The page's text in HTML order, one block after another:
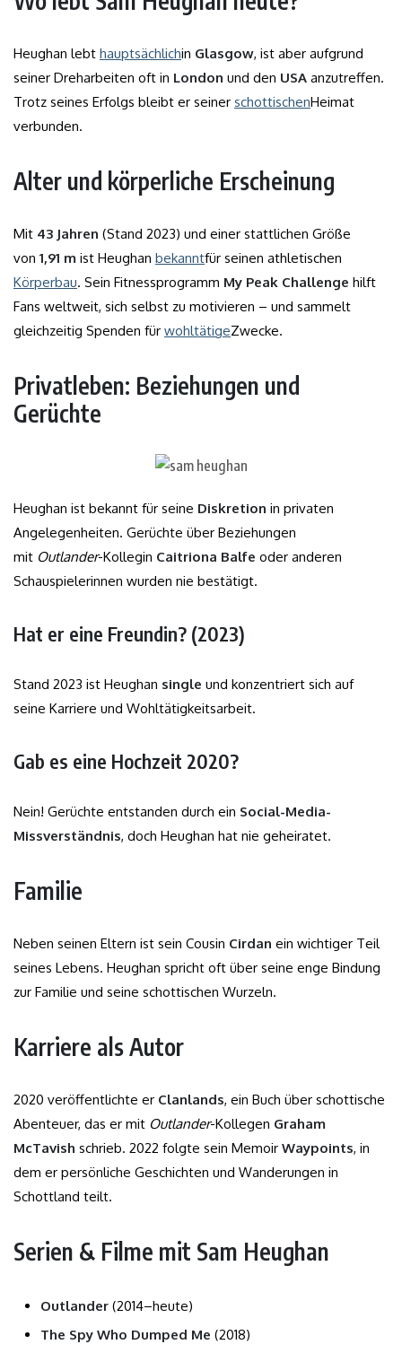
Heughan lebt hauptsächlichin Glasgow, ist aber aufgrund
seiner Dreharbeiten oft in London und den USA anzutreffen.
Trotz seines Erfolgs bleibt er seiner schottischenHeimat
verbunden.
Alter und körperliche Erscheinung
Mit 43 Jahren (Stand 2023) und einer stattlichen Größe
von 1,91 m ist Heughan bekanntfür seinen athletischen
Körperbau. Sein Fitnessprogramm My Peak Challenge hilft
Fans weltweit, sich selbst zu motivieren – und sammelt
gleichzeitig Spenden für wohltätigeZwecke.
Privatleben: Beziehungen und
Gerüchte
Heughan ist bekannt für seine Diskretion in privaten
Angelegenheiten. Gerüchte über Beziehungen
mit Outlander-Kollegin Caitriona Balfe oder anderen
Schauspielerinnen wurden nie bestätigt.
Hat er eine Freundin? (2023)
Stand 2023 ist Heughan single und konzentriert sich auf
seine Karriere und Wohltätigkeitsarbeit.
Gab es eine Hochzeit 2020?
Nein! Gerüchte entstanden durch ein Social-Media-
Missverständnis, doch Heughan hat nie geheiratet.
Familie
Neben seinen Eltern ist sein Cousin Cirdan ein wichtiger Teil
seines Lebens. Heughan spricht oft über seine enge Bindung
zur Familie und seine schottischen Wurzeln.
Karriere als Autor
2020 veröffentlichte er Clanlands, ein Buch über schottische
Abenteuer, das er mit Outlander-Kollegen Graham
McTavish schrieb. 2022 folgte sein Memoir Waypoints, in
dem er persönliche Geschichten und Wanderungen in
Schottland teilt.
Serien & Filme mit Sam Heughan
Outlander (2014–heute)
The Spy Who Dumped Me (2018)